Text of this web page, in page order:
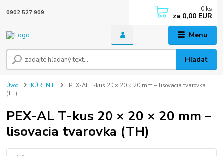
Menu
Hľadať
0902 527 909 0 ks
za 0,00 EUR
Úvod KÚRENIE
PEX-AL T-kus 20 × 20 × 20 mm – lisovacia tvarovka
(TH)
PEX-AL T-kus 20 × 20 × 20 mm –
lisovacia tvarovka (TH)